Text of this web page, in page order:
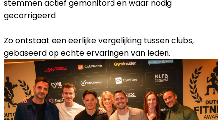
stemmen actief gemonitord en waar nodig
gecorrigeerd.
Zo ontstaat een eerlijke vergelijking tussen clubs,
gebaseerd op echte ervaringen van leden.